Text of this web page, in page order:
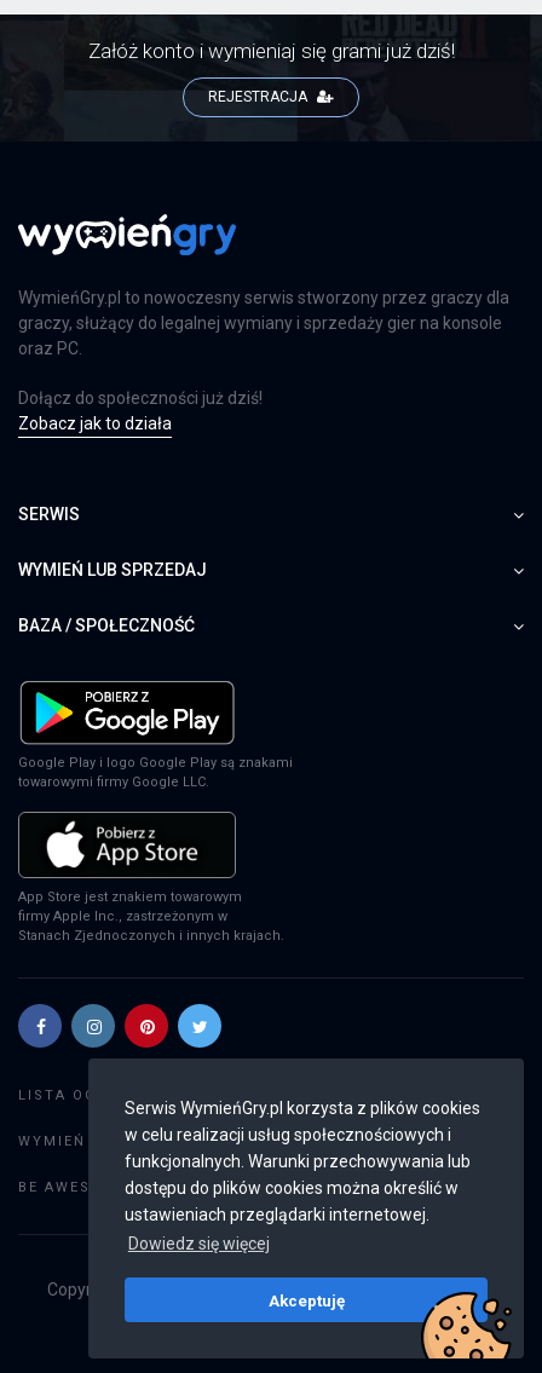
Serwis WymieńGry.pl korzysta z plików cookies
w celu realizacji usług społecznościowych i
funkcjonalnych. Warunki przechowywania lub
dostępu do plików cookies można określić w
ustawieniach przeglądarki internetowej.
Dowiedz się więcej
Akceptuję
Załóż konto i wymieniaj się grami już dziś!
REJESTRACJA
WymieńGry.pl to nowoczesny serwis stworzony przez graczy dla
graczy, służący do legalnej wymiany i sprzedaży gier na konsole
oraz PC.
Dołącz do społeczności już dziś!
Zobacz jak to działa
SERWIS
WYMIEŃ LUB SPRZEDAJ
BAZA / SPOŁECZNOŚĆ
Google Play i logo Google Play są znakami
towarowymi firmy Google LLC.
App Store jest znakiem towarowym
firmy Apple Inc., zastrzeżonym w
Stanach Zjednoczonych i innych krajach.
LISTA OGŁOSZEŃ:
WYMIEŃ GRY: Dodaj ogłoszenie
BE AWESOME: Weryfikacja konta
Copyright © 2019 - 2026
Wszystkie prawa
v2.8.4